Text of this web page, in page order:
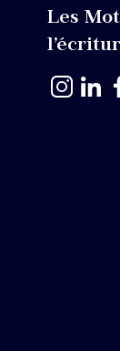
Les